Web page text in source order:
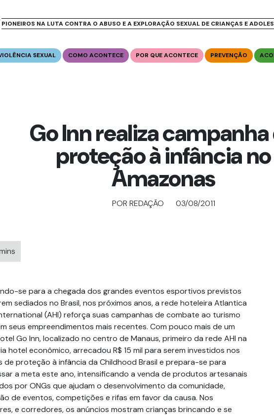
PIONEIROS NA LUTA CONTRA O ABUSO E A EXPLORAÇÃO SEXUAL DE CRIANÇAS E
SEXUAL COMO ACONTECE POR QUE ACONTECE PREVENÇÃO
Go Inn realiza
proteção à infância no
Amazonas
POR REDAÇÃO 03/08/2011
se para a chegada dos grandes eventos esportivos previstos
sediados no Brasil, nos próximos anos, a rede hoteleira Atlantica
(AHI) reforça suas campanhas de combate ao turismo
seus empreendimentos mais recentes. Com pouco mais de um
Go Inn, localizado no centro de Manaus, primeiro da rede AHI na
hotel econômico, arrecadou R$ 15 mil para serem investidos nos
de proteção à infância da Childhood Brasil e prepara-se para
a meta este ano, intensificando a venda de produtos artesanais
por ONGs que ajudam o desenvolvimento da comunidade,
de eventos, competições e rifas em favor da causa. Nos
e corredores, os anúncios mostram crianças brincando e se